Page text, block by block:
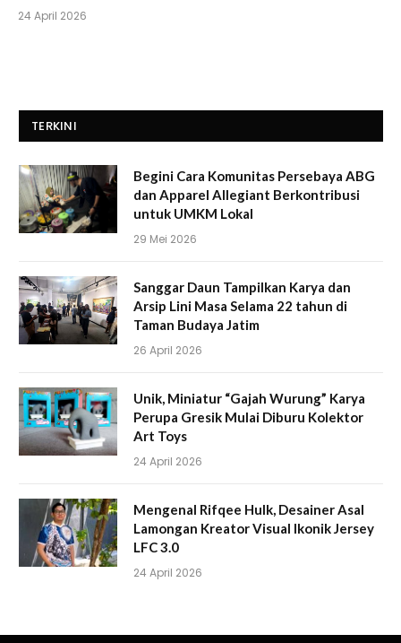
24 April 2026
TERKINI
Begini Cara Komunitas Persebaya ABG
dan Apparel Allegiant Berkontribusi
untuk UMKM Lokal
29 Mei 2026
Sanggar Daun Tampilkan Karya dan
Arsip Lini Masa Selama 22 tahun di
Taman Budaya Jatim
26 April 2026
Unik, Miniatur “Gajah Wurung” Karya
Perupa Gresik Mulai Diburu Kolektor
Art Toys
24 April 2026
Mengenal Rifqee Hulk, Desainer Asal
Lamongan Kreator Visual Ikonik Jersey
LFC 3.0
24 April 2026